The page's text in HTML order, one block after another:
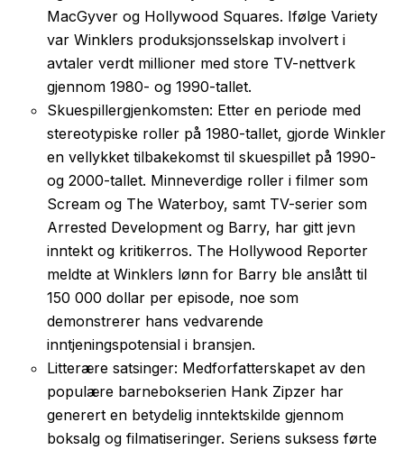
MacGyver og Hollywood Squares. Ifølge Variety
var Winklers produksjonsselskap involvert i
avtaler verdt millioner med store TV-nettverk
gjennom 1980- og 1990-tallet.
Skuespillergjenkomsten: Etter en periode med
stereotypiske roller på 1980-tallet, gjorde Winkler
en vellykket tilbakekomst til skuespillet på 1990-
og 2000-tallet. Minneverdige roller i filmer som
Scream og The Waterboy, samt TV-serier som
Arrested Development og Barry, har gitt jevn
inntekt og kritikerros. The Hollywood Reporter
meldte at Winklers lønn for Barry ble anslått til
150 000 dollar per episode, noe som
demonstrerer hans vedvarende
inntjeningspotensial i bransjen.
Litterære satsinger: Medforfatterskapet av den
populære barnebokserien Hank Zipzer har
generert en betydelig inntektskilde gjennom
boksalg og filmatiseringer. Seriens suksess førte